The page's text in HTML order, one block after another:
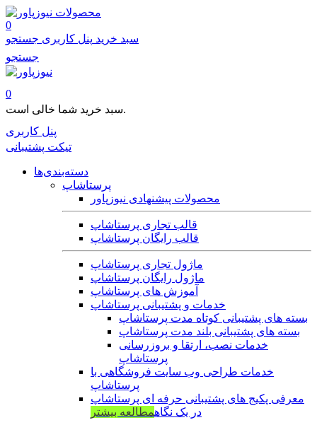
محصولات
0
سبد خرید پنل کاربری جستجو
جستجو
0
سبد خرید شما خالی است.
پنل کاربری
تیکت پشتیبانی
دسته‌بندی‌ها
پرستاشاپ
محصولات پیشنهادی نیوزپاور
قالب تجاری پرستاشاپ
قالب رایگان پرستاشاپ
ماژول تجاری پرستاشاپ
ماژول رایگان پرستاشاپ
آموزش های پرستاشاپ
خدمات و پشتیبانی پرستاشاپ
بسته های پشتیبانی کوتاه مدت پرستاشاپ
بسته های پشتیبانی بلند مدت پرستاشاپ
خدمات نصب، ارتقا و بروزرسانی
پرستاشاپ
خدمات طراحی وب سایت فروشگاهی با
پرستاشاپ
معرفی پکیج های پشتیبانی حرفه ای پرستاشاپ
در یک نگاهمطالعه بیشتر